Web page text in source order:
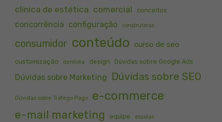
clínica de estética comercial conceitos
concorrência configuração construtoras
consumidor conteúdo curso de seo
customização dentista design Dúvidas sobre Google Ads
Dúvidas sobre Marketing Dúvidas sobre SEO
Dúvidas sobre Tráfego Pago e-commerce
e-mail marketing equipe escolas